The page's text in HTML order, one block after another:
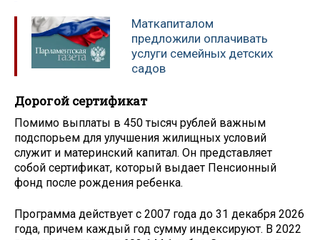
Маткапиталом
предложили оплачивать
услуги семейных детских
садов
Дорогой сертификат
Помимо выплаты в 450 тысяч рублей важным
подспорьем для улучшения жилищных условий
служит и материнский капитал. Он представляет
собой сертификат, который выдает Пенсионный
фонд после рождения ребенка.
Программа действует с 2007 года до 31 декабря 2026
года, причем каждый год сумму индексируют. В 2022